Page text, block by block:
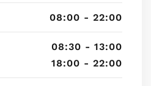
08:00 - 22:00
08:30 - 13:00
18:00 - 22:00